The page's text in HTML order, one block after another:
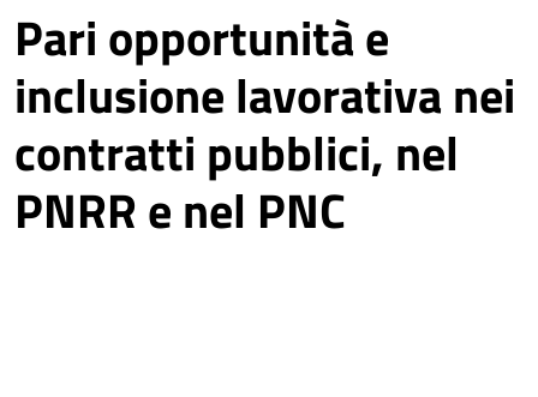
Pari opportunità e
inclusione lavorativa nei
contratti pubblici, nel
PNRR e nel PNC